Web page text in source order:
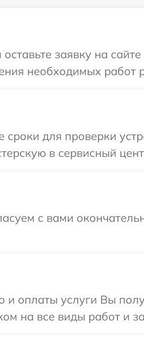
заявку на
необходимых работ
для проверки
в сервисный
с вами
и оплаты услуги Вы
на все виды работ и